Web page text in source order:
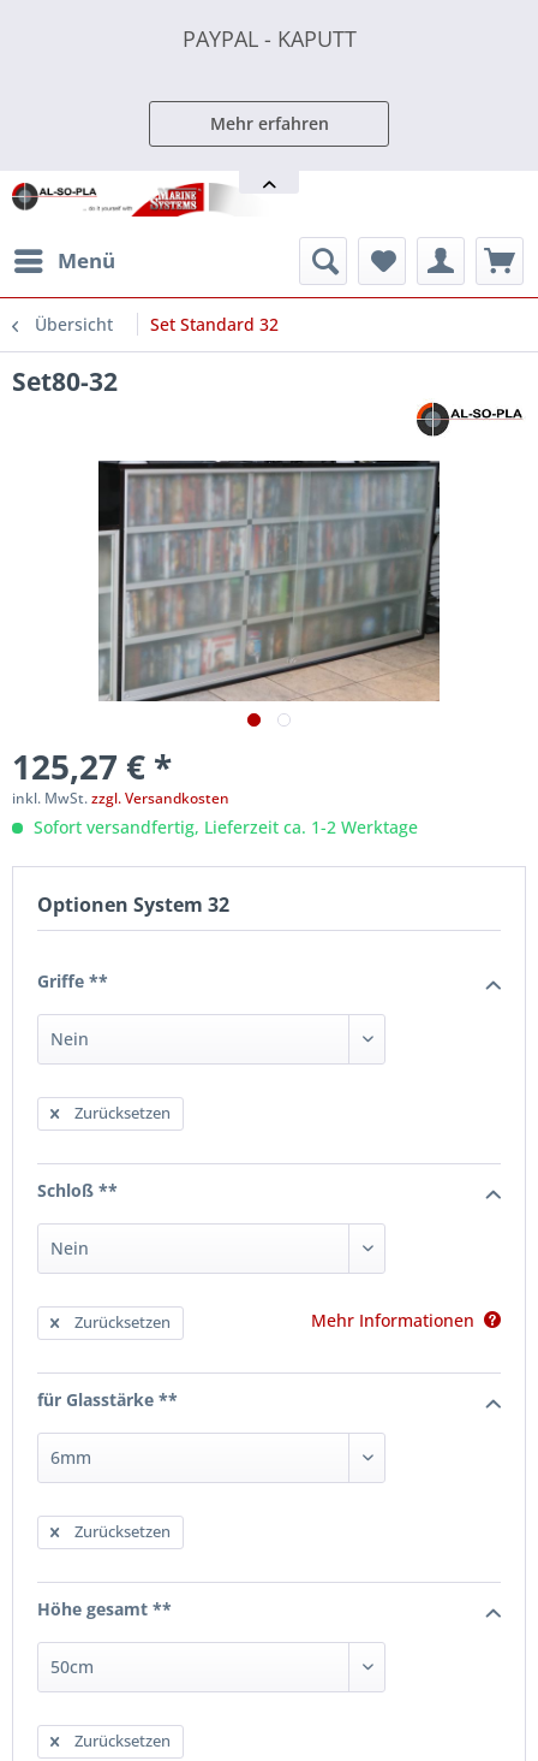
PAYPAL - KAPUTT
Mehr erfahren
Menü
Übersicht Set Standard 32
Set80-32
125,27 € *
inkl. MwSt.zzgl. Versandkosten
Sofort versandfertig, Lieferzeit ca. 1-2 Werktage
Optionen System 32
Griffe **
Zurücksetzen
Schloß **
Zurücksetzen Mehr Informationen
für Glasstärke **
Zurücksetzen
Höhe gesamt **
Zurücksetzen